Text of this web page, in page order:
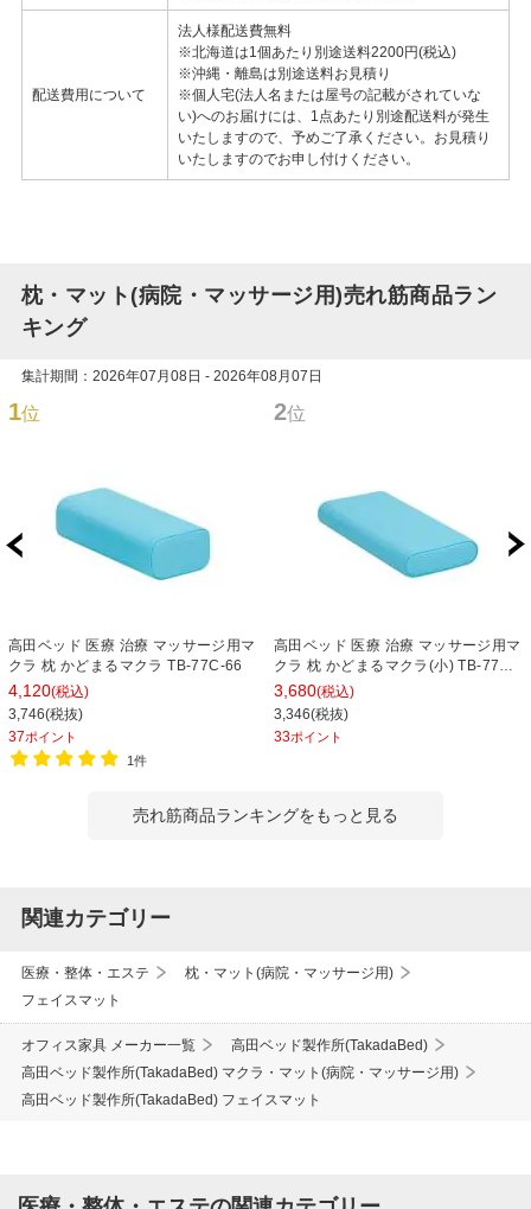
配送費用について
法人様配送費無料
※北海道は1個あたり別途送料2200円(税込)
※沖縄・離島は別途送料お見積り
※個人宅(法人名または屋号の記載がされていな
い)へのお届けには、1点あたり別途配送料が発生
いたしますので、予めご了承ください。お見積り
いたしますのでお申し付けください。
枕・マット(病院・マッサージ用)売れ筋商品ラン
キング
集計期間：2026年07月08日 - 2026年08月07日
1位
高田ベッド 医療 治療 マッサージ用マ
クラ 枕 かどまるマクラ TB-77C-66
4,120(税込)
3,746(税抜)
37ポイント
1件
2位
高田ベッド 医療 治療 マッサージ用マ
クラ 枕 かどまるマクラ(小) TB-77C-
71
3,680(税込)
3,346(税抜)
33ポイント
売れ筋商品ランキングをもっと見る
関連カテゴリー
医療・整体・エステ
枕・マット(病院・マッサージ用)
フェイスマット
オフィス家具 メーカー一覧
高田ベッド製作所(TakadaBed)
高田ベッド製作所(TakadaBed) マクラ・マット(病院・マッサージ用)
高田ベッド製作所(TakadaBed) フェイスマット